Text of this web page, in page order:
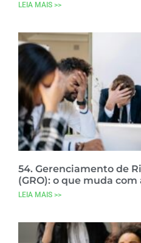
LEIA MAIS >>
54. Gerenciamento de
(GRO): o que muda com
LEIA MAIS >>